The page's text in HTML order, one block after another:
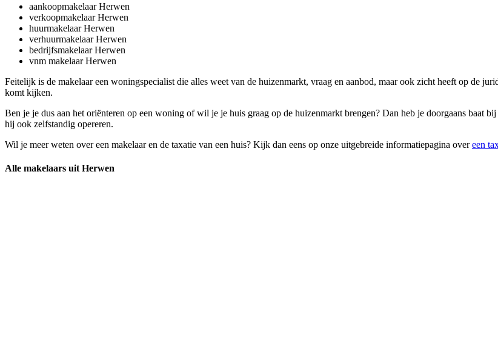
aankoopmakelaar Herwen
verkoopmakelaar Herwen
huurmakelaar Herwen
verhuurmakelaar Herwen
bedrijfsmakelaar Herwen
vnm makelaar Herwen
Feitelijk is de makelaar een woningspecialist die alles weet van de huizenmarkt, vraag en aanbod, maar ook zicht heeft op de
komt kijken.
Ben je je dus aan het oriënteren op een woning of wil je je huis graag op de huizenmarkt brengen? Dan heb je doorgaans baat
hij ook zelfstandig opereren.
Wil je meer weten over een makelaar en de taxatie van een huis? Kijk dan eens op onze uitgebreide informatiepagina overeen
Alle makelaars uit Herwen